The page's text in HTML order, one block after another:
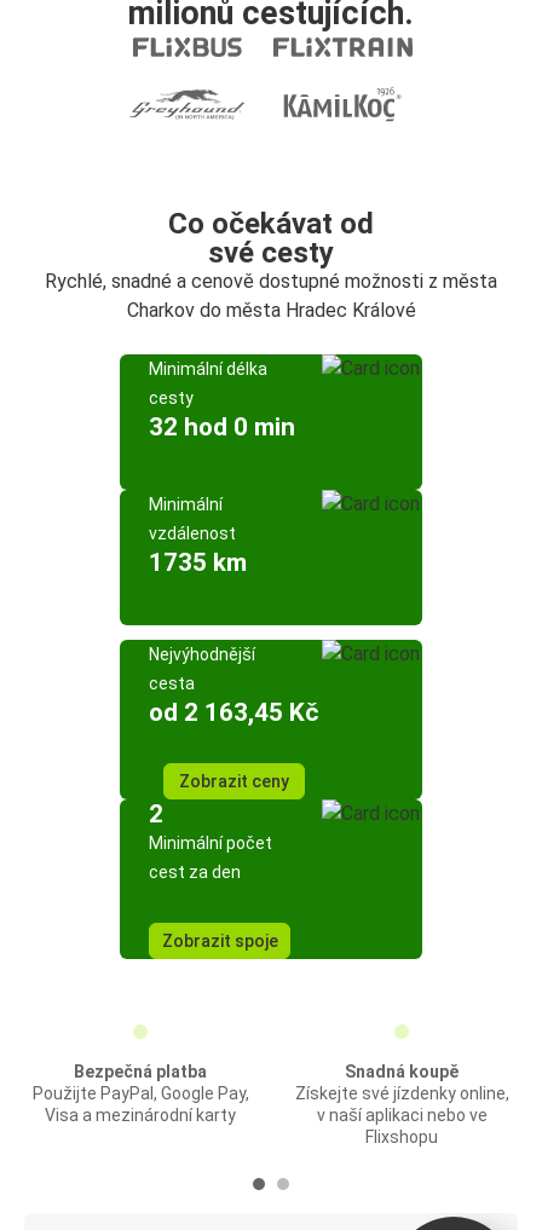
milionů cestujících.
Co očekávat od
své cesty
Rychlé, snadné a cenově dostupné možnosti z města
Charkov do města Hradec Králové
Minimální délka
cesty
32 hod 0 min
Minimální
vzdálenost
1735 km
Nejvýhodnější
cesta
od 2 163,45 Kč
Zobrazit ceny
2
Minimální počet
cest za den
Zobrazit spoje
Bezpečná platba
Použijte PayPal, Google Pay,
Visa a mezinárodní karty
Snadná koupě
Získejte své jízdenky online,
v naší aplikaci nebo ve
Flixshopu